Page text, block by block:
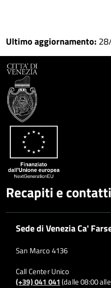
Ultimo aggiornamento:
Recapiti e contatti
Sede di Venezia Ca'
San Marco 4136
Call Center Unico
(+39) 041 041(dalle 08:00